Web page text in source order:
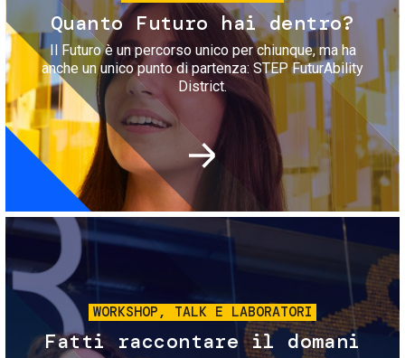
Quanto Futuro hai dentro?
Il Futuro è un percorso unico per chiunque, ma ha
anche un unico punto di partenza: STEP FuturAbility
District.
Immagine
WORKSHOP, TALK E LABORATORI
Fatti raccontare il domani